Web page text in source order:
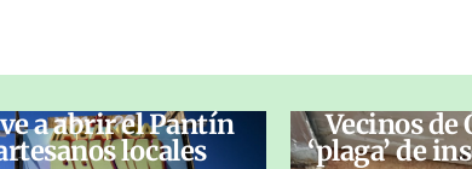
a abrir el Pantín
locales
Vecinos de
‘plaga’ de